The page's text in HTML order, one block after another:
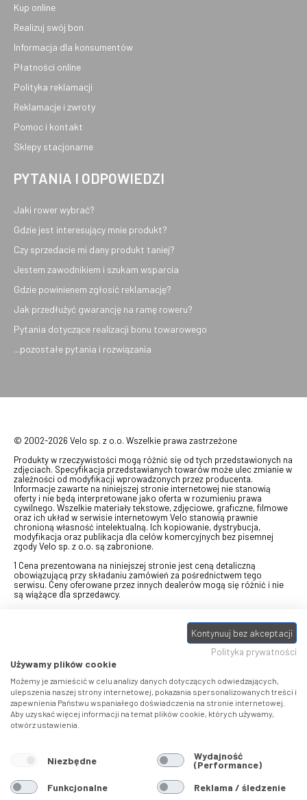
Kup online
Realizuj swój bon
Informacja dla konsumentów
Płatności online
Polityka reklamacji
Reklamacje i zwroty
Pomoc i kontakt
Sklepy stacjonarne
PYTANIA I ODPOWIEDZI
Jaki rower wybrać?
Gdzie jest interesujący mnie produkt?
Czy sprzedacie mi dany produkt taniej?
Jestem zawodnikiem i szukam wsparcia
Gdzie powinienem zgłosić reklamację?
Jak przedłużyć gwarancję na ramę roweru?
Pytania dotyczące realizacji bonu towarowego
...pozostałe pytania i rozwiązania
© 2002-2026 Velo sp. z o.o. Wszelkie prawa zastrzeżone
Produkty w rzeczywistości mogą różnić się od tych przedstawionych na
zdjęciach. Specyfikacja przedstawianych towarów może ulec zmianie w
zależności od modyfikacji wprowadzonych przez producenta.
Informacje zawarte na niniejszej stronie internetowej nie stanowią
oferty i nie będą interpretowane jako oferta w rozumieniu prawa
cywilnego. Wszelkie materiały tekstowe, zdjęciowe, graficzne, filmowe
oraz ich układ w serwisie internetowym Velo stanowią prawnie
chronioną własność intelektualną. Ich kopiowanie, dystrybucja,
modyfikacja oraz publikacja dla celów komercyjnych bez pisemnej
zgody Velo sp. z o.o. są zabronione.
1 Cena prezentowana na niniejszej stronie jest ceną detaliczną
obowiązującą przy składaniu zamówień za pośrednictwem tego
serwisu. Ceny oferowane przez innych dealerów mogą się różnić i nie
są wiążące dla sprzedawcy.
swój bon" na towary z oferty VELO, aktualnie dostępnej na stronie
, w ramach sprzedaży premiowej. Dowiedz się jak
stronie promocji. Prezentowana wartość
eBonu uwzględnia fakt wyrażenia - w procesie rejestracji w Panelu
klienta- zgody na otrzymywanie drogą mailową informacji handlowo-
marketingowe, np. newsletter rowerowy. W przypadku braku zgody
wartość eBonu zostanie obniżona o 10 zł.
Pamiętaj, że eBony za produkty SIDI dotyczą zakupów w sklepach
SIDI Center, produkty Castelli zakupów w placówkach tworzących
Castelli Center.
Kontynuuj bez akceptacji
Polityka prywatności
Używamy plików cookie
Możemy je zamieścić w celu analizy danych dotyczących odwiedzających,
ulepszenia naszej strony internetowej, pokazania spersonalizowanych treści i
zapewnienia Państwu wspaniałego doświadczenia na stronie internetowej.
Aby uzyskać więcej informacji na temat plików cookie, których używamy,
otwórz ustawienia.
Niezbędne Wydajność
(Performance)
Funkcjonalne
Reklama / śledzenie